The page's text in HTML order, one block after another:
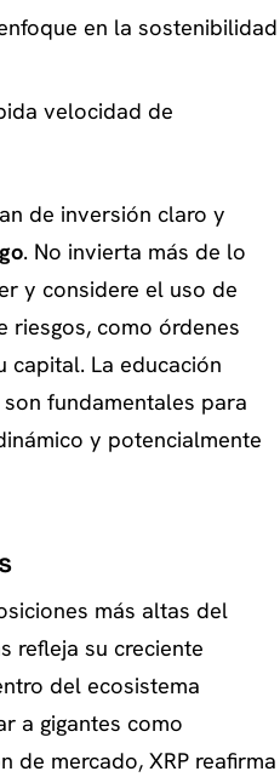
en la sostenibilidad
velocidad de
de inversión claro y
. No invierta más de lo
y considere el uso de
riesgos, como órdenes
capital. La educación
fundamentales para
y potencialmente
más altas del
refleja su creciente
del ecosistema
a gigantes como
de mercado, XRP reafirma